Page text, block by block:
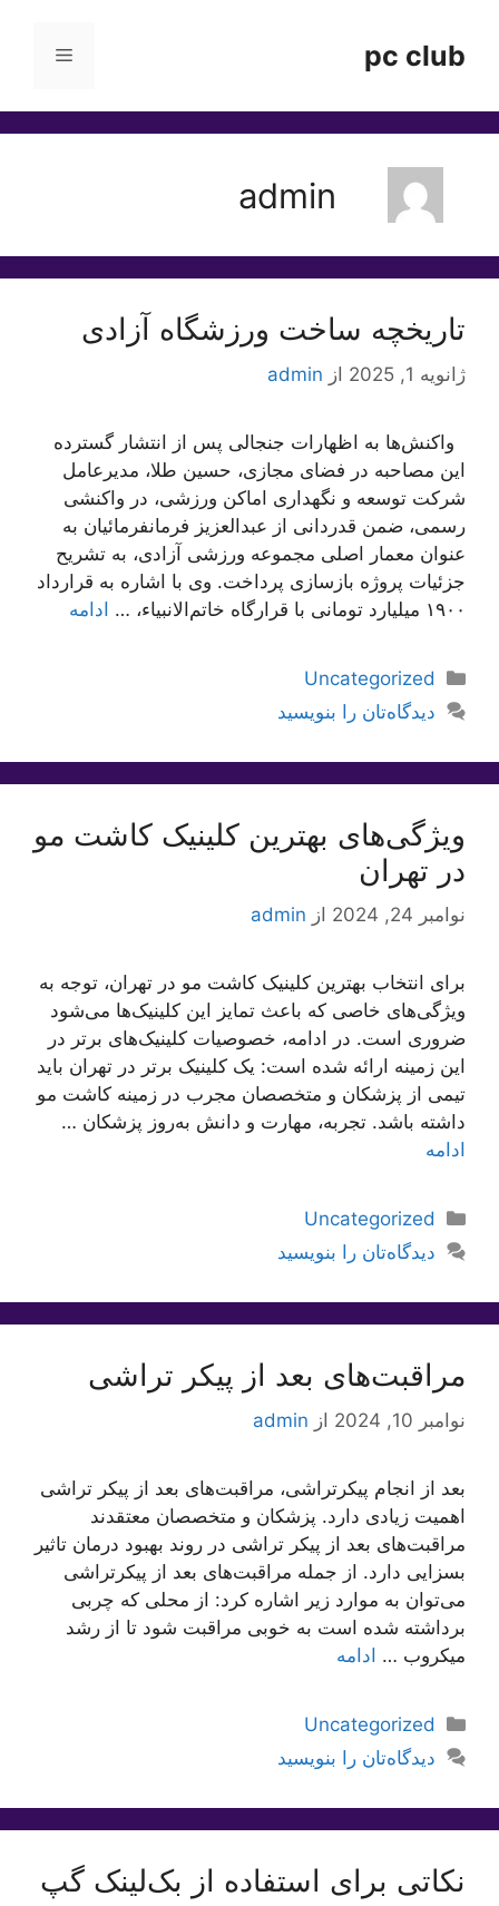
محتواpc club فهرست
admin
تاریخچه ساخت ورزشگاه آزادی
ژانویه 1, 2025 از admin
واکنش‌ها به اظهارات جنجالی پس از انتشار گسترده
این مصاحبه در فضای مجازی، حسین طلا، مدیرعامل
شرکت توسعه و نگهداری اماکن ورزشی، در واکنشی
رسمی، ضمن قدردانی از عبدالعزیز فرمانفرمائیان به
عنوان معمار اصلی مجموعه ورزشی آزادی، به تشریح
جزئیات پروژه بازسازی پرداخت. وی با اشاره به قرارداد
۱۹۰۰ میلیارد تومانی با قرارگاه خاتم‌الانبیاء، …
ادامه
دسته‌ها
Uncategorized
دیدگاه‌تان را بنویسید
ویژگی‌های بهترین کلینیک کاشت مو
در تهران
نوامبر 24, 2024 از admin
برای انتخاب بهترین کلینیک کاشت مو در تهران، توجه به
ویژگی‌های خاصی که باعث تمایز این کلینیک‌ها می‌شود
ضروری است. در ادامه، خصوصیات کلینیک‌های برتر در
این زمینه ارائه شده است: یک کلینیک برتر در تهران باید
تیمی از پزشکان و متخصصان مجرب در زمینه کاشت مو
داشته باشد. تجربه، مهارت و دانش به‌روز پزشکان …
ادامه
دسته‌ها
Uncategorized
دیدگاه‌تان را بنویسید
مراقبت‌های بعد از پیکر تراشی
نوامبر 10, 2024 از admin
بعد از انجام پیکرتراشی، مراقبت‌های بعد از پیکر تراشی
اهمیت زیادی دارد. پزشکان و متخصصان معتقدند
مراقبت‌های بعد از پیکر تراشی در روند بهبود درمان تاثیر
بسزایی دارد. از جمله مراقبت‌های بعد از پیکرتراشی
می‌توان به موارد زیر اشاره کرد: از محلی که چربی
برداشته شده است به خوبی مراقبت شود تا از رشد
میکروب … ادامه
دسته‌ها
Uncategorized
دیدگاه‌تان را بنویسید
نکاتی برای استفاده از بک‌لینک گپ